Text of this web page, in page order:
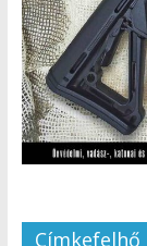
Címkefelhő